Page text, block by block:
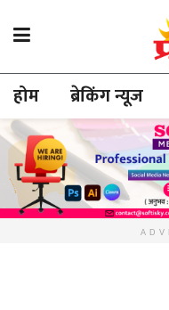
होम ब्रेकिंग न्यूज